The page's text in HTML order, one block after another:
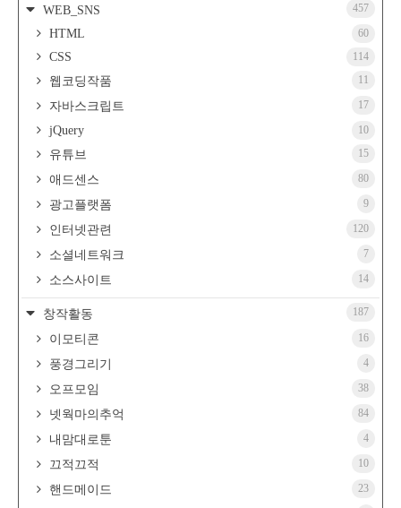
WEB_SNS 457
HTML 60
CSS 114
웹코딩작품 11
자바스크립트 17
jQuery 10
유튜브 15
애드센스 80
광고플랫폼 9
인터넷관련 120
소셜네트워크 7
소스사이트 14
창작활동 187
이모티콘 16
풍경그리기 4
오프모임 38
넷웍마의추억 84
내맘대로툰 4
끄적끄적 10
핸드메이드 23